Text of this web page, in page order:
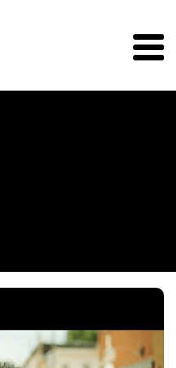
Menu